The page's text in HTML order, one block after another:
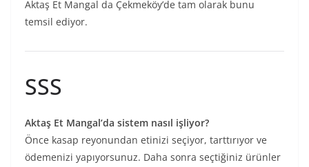
Aktaş Et Mangal da Çekmeköy’de tam olarak bunu
temsil ediyor.
SSS
Aktaş Et Mangal’da sistem nasıl işliyor?
Önce kasap reyonundan etinizi seçiyor, tarttırıyor ve
ödemenizi yapıyorsunuz. Daha sonra seçtiğiniz ürünler